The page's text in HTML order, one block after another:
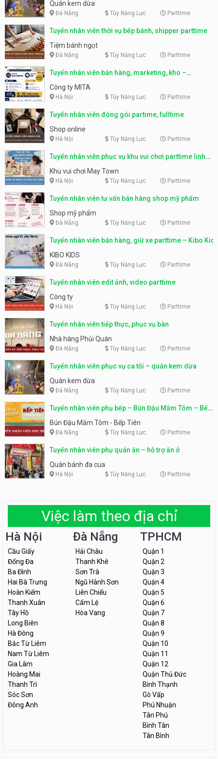
Quán kem dừa
Đà Nẵng Tùy Năng Lực Parttime
Tuyển nhân viên thời vụ bếp bánh, shipper parttime
Tiệm bánh ngọt
Đà Nẵng Tùy Năng Lực Parttime
Tuyển nhân viên bán hàng, marketing, kho –
parttime, fulltime
Công ty MITA
Hà Nội Tùy Năng Lực Parttime
Tuyển nhân viên đóng gói partime, fulltime
Shop online
Hà Nội Tùy Năng Lực Parttime
Tuyển nhân viên phục vụ khu vui chơi parttime linh
động
Khu vui chơi May Town
Hà Nội Tùy Năng Lực Parttime
Tuyển nhân viên tư vấn bán hàng shop mỹ phẩm
Shop mỹ phẩm
Đà Nẵng Tùy Năng Lực Parttime
Tuyển nhân viên bán hàng, giữ xe parttime – Kibo Kid
KIBO KIDS
Đà Nẵng Tùy Năng Lực Parttime
Tuyển nhân viên edit ảnh, video parttime
Công ty
Hà Nội Tùy Năng Lực Parttime
Tuyển nhân viên tiếp thực, phục vụ bàn
Nhà hàng Phủi Quán
Đà Nẵng Tùy Năng Lực Parttime
Tuyển nhân viên phục vụ ca tối – quán kem dừa
Quán kem dừa
Đà Nẵng Tùy Năng Lực Parttime
Tuyển nhân viên phụ bếp – Bún Đậu Mắm Tôm – Bếp
Tiên
Bún Đậu Mắm Tôm - Bếp Tiên
Đà Nẵng Tùy Năng Lực Parttime
Tuyển nhân viên phụ quán ăn – hỗ trợ ăn ở
Quán bánh đa cua
Hà Nội Tùy Năng Lực Parttime
Việc làm theo địa chỉ
Hà Nội
Cầu Giấy
Đống Đa
Ba Đình
Hai Bà Trưng
Hoàn Kiếm
Thanh Xuân
Tây Hồ
Long Biên
Hà Đông
Bắc Từ Liêm
Nam Từ Liêm
Gia Lâm
Hoàng Mai
Thanh Trì
Sóc Sơn
Đông Anh
Đà Nẵng
Hải Châu
Thanh Khê
Sơn Trà
Ngũ Hành Sơn
Liên Chiểu
Cẩm Lệ
Hòa Vang
TPHCM
Quận 1
Quận 2
Quận 3
Quận 4
Quận 5
Quận 6
Quận 7
Quận 8
Quận 9
Quận 10
Quận 11
Quận 12
Quận Thủ Đức
Bình Thạnh
Gò Vấp
Phú Nhuận
Tân Phú
Bình Tân
Tân Bình